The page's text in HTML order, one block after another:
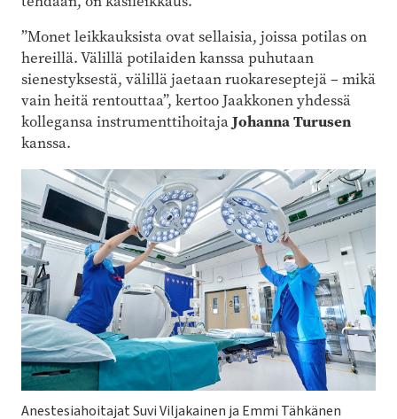
”Monet leikkauksista ovat sellaisia, joissa potilas on
hereillä. Välillä potilaiden kanssa puhutaan
sienestyksestä, välillä jaetaan ruokareseptejä – mikä
vain heitä rentouttaa”, kertoo Jaakkonen yhdessä
kollegansa instrumenttihoitajaJohanna Turusen
kanssa.
Anestesiahoitajat Suvi Viljakainen ja Emmi Tähkänen